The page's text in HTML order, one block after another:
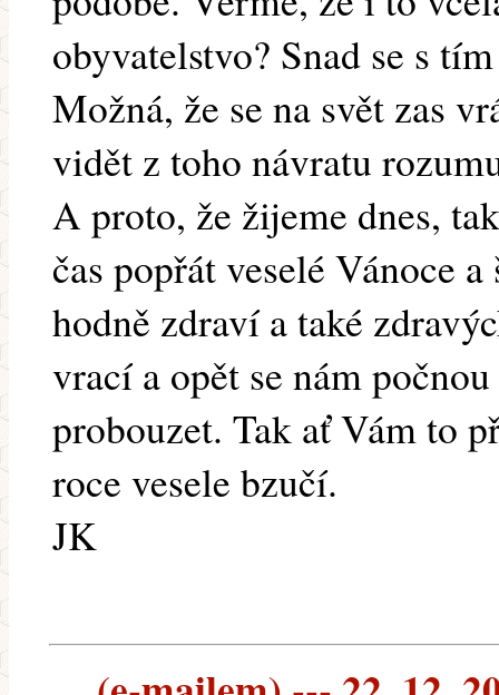
obyvatelstvo? Snad se s
Možná, že se na svět zas
vidět z toho návratu
A proto, že žijeme dnes,
čas popřát veselé Vánoce
hodně zdraví a také
vrací a opět se nám
probouzet. Tak ať Vám to
roce vesele bzučí.
JK